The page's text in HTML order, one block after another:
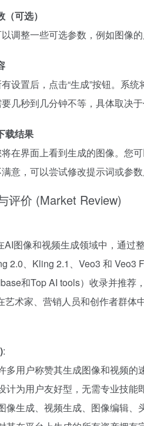
可选）
调整一些可选参数，例如图像
设置后，点击“生成”按钮。系
几秒到几分钟不等，具体取决
载结果
在界面上看到生成的图像。您
意，可以尝试修改提示词或参数
评价 (Market Review)
AI图像和视频生成领域中，通过
2.0、Kling 2.1、Veo3 和 Veo3
和Top AI tools）收录并推荐
术家、营销人员和创作者群体
:
多用户称赞其生成图像和视频的
计为用户友好型，无需专业技能
像生成、视频生成、图像编辑、